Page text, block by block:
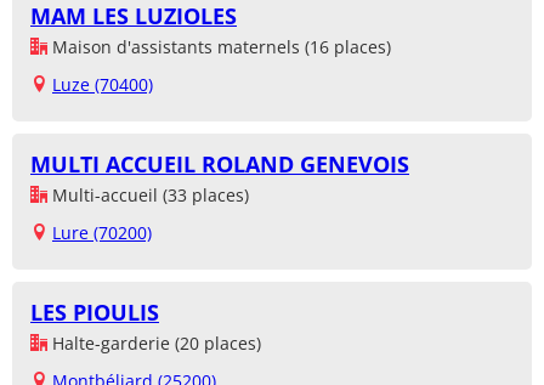
MAM LES LUZIOLES
Maison d'assistants maternels (16 places)
Luze (70400)
MULTI ACCUEIL ROLAND GENEVOIS
Multi-accueil (33 places)
Lure (70200)
LES PIOULIS
Halte-garderie (20 places)